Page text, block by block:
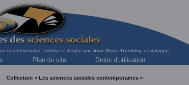
Plan du site Droits d'utilisation
Collection « Les sciences sociales contemporaines »